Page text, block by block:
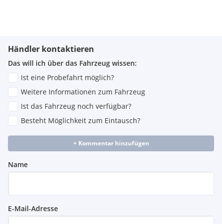
Händler kontaktieren
Das will ich über das Fahrzeug wissen:
Ist eine Probefahrt möglich?
Weitere Informationen zum Fahrzeug
Ist das Fahrzeug noch verfügbar?
Besteht Möglichkeit zum Eintausch?
+ Kommentar hinzufügen
Name
E-Mail-Adresse